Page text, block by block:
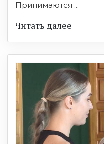
Принимаются ...
Читать далее